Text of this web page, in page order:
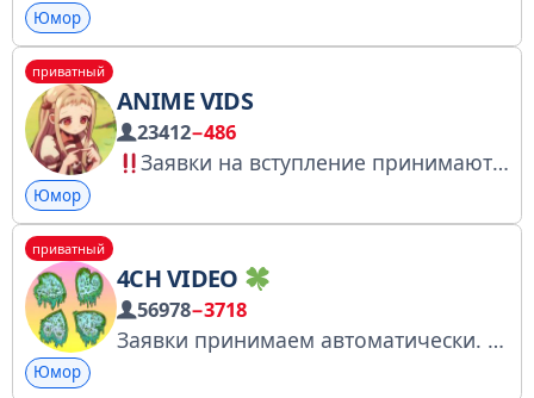
Юмор
приватный
ANIME VIDS
23412−486
Заявки на вступление принимаются автоматически
Юмор
приватный
4CH VIDEO
56978−3718
Заявки принимаем автоматически. Легендарный 4ch
Юмор